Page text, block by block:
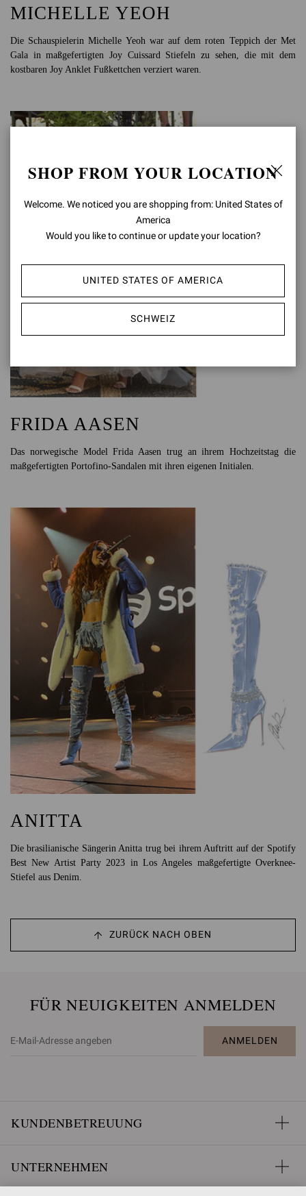
MICHELLE YEOH
Die Schauspielerin Michelle Yeoh war auf dem roten Teppich der Met
Gala in maßgefertigten Joy Cuissard Stiefeln zu sehen, die mit dem
kostbaren Joy Anklet Fußkettchen verziert waren.
FRIDA AASEN
Das norwegische Model Frida Aasen trug an ihrem Hochzeitstag die
maßgefertigten Portofino-Sandalen mit ihren eigenen Initialen.
ANITTA
Die brasilianische Sängerin Anitta trug bei ihrem Auftritt auf der Spotify
Best New Artist Party 2023 in Los Angeles maßgefertigte Overknee-
Stiefel aus Denim.
ZURÜCK NACH OBEN
FÜR NEUIGKEITEN ANMELDEN
ANMELDEN
KUNDENBETREUUNG
UNTERNEHMEN
SHOP FROM YOUR LOCATION
Welcome. We noticed you are shopping from: United States of
America
Would you like to continue or update your location?
UNITED STATES OF AMERICA
SCHWEIZ